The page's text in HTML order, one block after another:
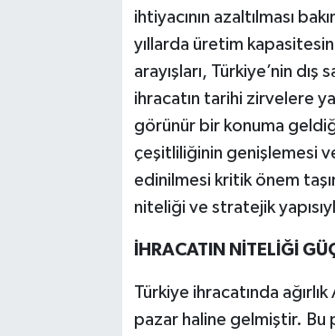
ihtiyacının azaltılması
yıllarda üretim
arayışları, Türkiye’nin
ihracatın tarihi zirvelere
görünür bir konuma
çeşitliliğinin genişlemesi
edinilmesi kritik önem
niteliği ve stratejik
İHRACATIN NİTELİĞİ
Türkiye ihracatında
pazar haline gelmiştir. Bu